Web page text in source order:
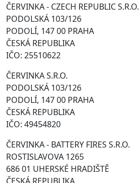
ČERVINKA - CZECH REPUBLIC S.R.O.
PODOLSKÁ 103/126
PODOLÍ, 147 00 PRAHA
ČESKÁ REPUBLIKA
IČO: 25510622
ČERVINKA S.R.O.
PODOLSKÁ 103/126
PODOLÍ, 147 00 PRAHA
ČESKÁ REPUBLIKA
IČO: 49454820
ČERVINKA - BATTERY FIRES S.R.O.
ROSTISLAVOVA 1265
686 01 UHERSKÉ HRADIŠTĚ